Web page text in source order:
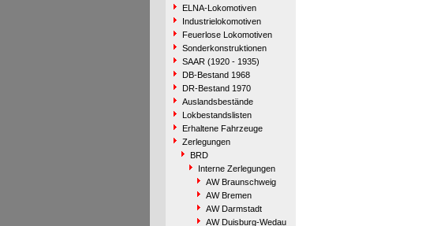
ELNA-Lokomotiven
Industrielokomotiven
Feuerlose Lokomotiven
Sonderkonstruktionen
SAAR (1920 - 1935)
DB-Bestand 1968
DR-Bestand 1970
Auslandsbestände
Lokbestandslisten
Erhaltene Fahrzeuge
Zerlegungen
BRD
Interne Zerlegungen
AW Braunschweig
AW Bremen
AW Darmstadt
AW Duisburg-Wedau